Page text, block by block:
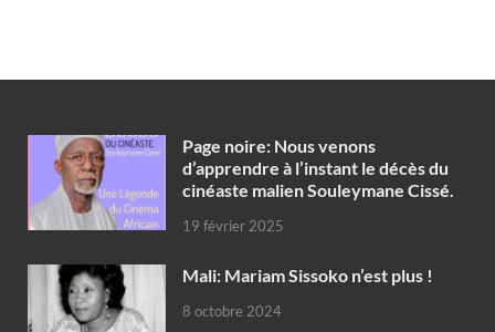
Page noire: Nous venons
d’apprendre à l’instant le décès du
cinéaste malien Souleymane Cissé.
19 février 2025
Mali: Mariam Sissoko n’est plus !
8 octobre 2024